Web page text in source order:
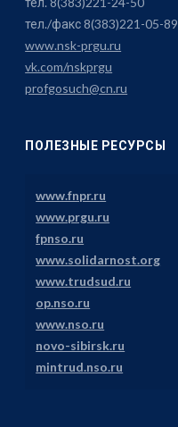
тел./факс 8(383)221-05-89
www.nsk-prgu.ru
vk.com/nskprgu
profgosuch@cn.ru
ПОЛЕЗНЫЕ РЕСУРСЫ
www.fnpr.ru
www.prgu.ru
fpnso.ru
www.solidarnost.org
www.trudsud.ru
op.nso.ru
www.nso.ru
novo-sibirsk.ru
mintrud.nso.ru